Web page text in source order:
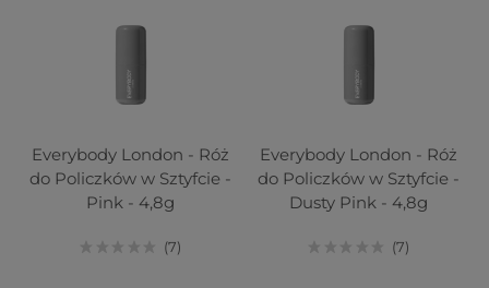
Everybody London - Róż
do Policzków w Sztyfcie -
Pink - 4,8g
7
Everybody London - Róż
do Policzków w Sztyfcie -
Dusty Pink - 4,8g
7